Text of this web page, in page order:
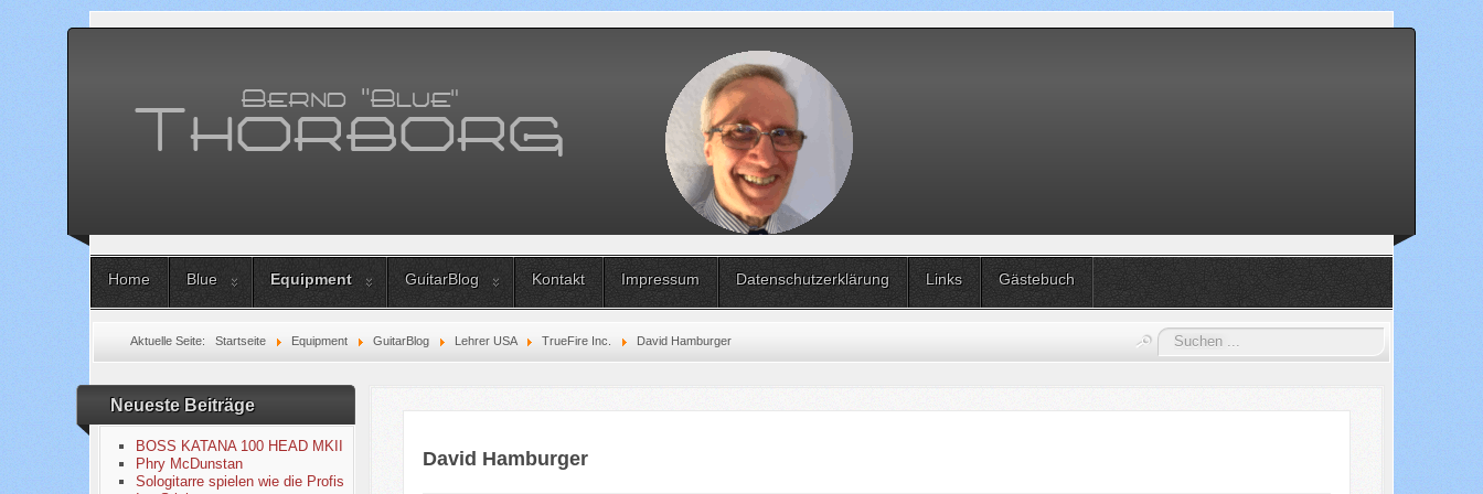
Home Blue Equipment GuitarBlog Kontakt Impressum Datenschutzerklärung Links Gästebuch
Aktuelle Seite:Startseite Equipment GuitarBlog Lehrer USA TrueFire Inc. David Hamburger
Suchen
...
Neueste Beiträge
BOSS KATANA 100 HEAD MKII
Phry McDunstan
Sologitarre spielen wie die Profis
David Hamburger